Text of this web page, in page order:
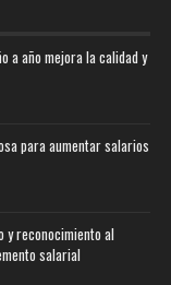
a año mejora la calidad y
para aumentar salarios
y reconocimiento al
salarial